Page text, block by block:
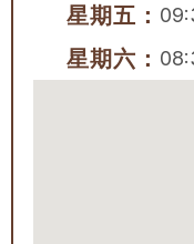
星期五：
星期六：